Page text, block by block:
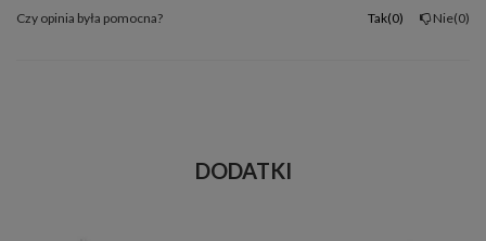
Czy opinia była pomocna? Tak 0 Nie 0
DODATKI